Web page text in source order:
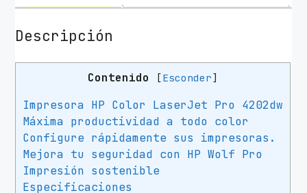
á
s
r
Descripción
Contenido [Esconder]
Impresora HP Color LaserJet Pro 4202dw
Máxima productividad a todo color
Configure rápidamente sus impresoras.
Mejora tu seguridad con HP Wolf Pro
Impresión sostenible
Especificaciones